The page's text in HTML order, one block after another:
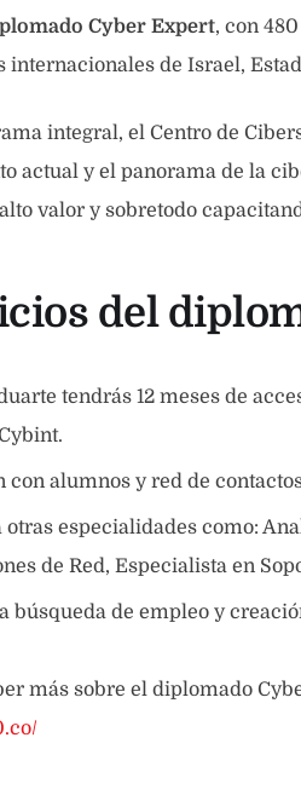
Cyber Expert, con
internacionales de Israel,
integral, el Centro de
actual y el panorama de la
valor y sobretodo
del
tendrás 12 meses de
con alumnos y red de
otras especialidades como:
de Red, Especialista en
búsqueda de empleo y
más sobre el diplomado